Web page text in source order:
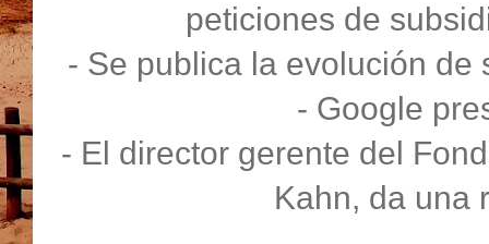
peticiones de
- Se publica la evolución de
- Google
- El director gerente del
Kahn, da una